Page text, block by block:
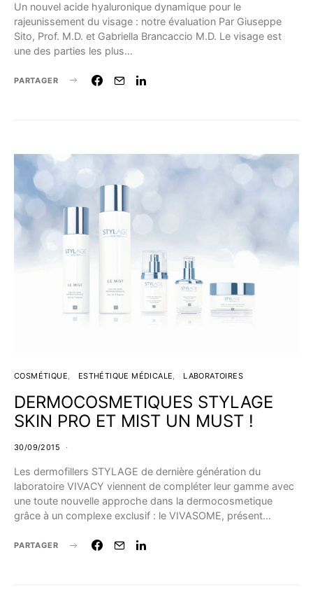
Un nouvel acide hyaluronique dynamique pour le
rajeunissement du visage : notre évaluation Par Giuseppe
Sito, Prof. M.D. et Gabriella Brancaccio M.D. Le visage est
une des parties les plus…
PARTAGER
COSMÉTIQUE ESTHÉTIQUE MÉDICALE LABORATOIRES
DERMOCOSMETIQUES STYLAGE
SKIN PRO ET MIST UN MUST !
30/09/2015
Les dermofillers STYLAGE de dernière génération du
laboratoire VIVACY viennent de compléter leur gamme avec
une toute nouvelle approche dans la dermocosmetique
grâce à un complexe exclusif : le VIVASOME, présent…
PARTAGER